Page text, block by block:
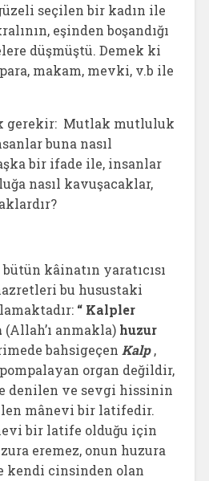
seçilen bir kadın ile
eşinden boşandığı
düşmüştü. Demek ki
makam, mevki, v.b ile
gerekir: Mutlak mutluluk
buna nasıl
bir ifade ile, insanlar
nasıl kavuşacaklar,
kâinatın yaratıcısı
bu husustaki
“ Kalpler
(Allah’ı anmakla)huzur
bahsigeçen Kalp ,
organ değildir,
denilen ve sevgi hissinin
mânevi bir latifedir.
bir latife olduğu için
eremez, onun huzura
kendi cinsinden olan